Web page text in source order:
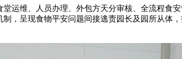
维、人员办理、外包方天分审核、全流程食
呈现食物平安问题间接逃责园长及园所从体